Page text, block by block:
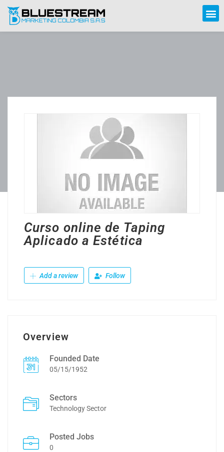
Curso online de Taping
Aplicado a Estética
Add a review Follow
Overview
Founded Date
05/15/1952
Sectors
Technology Sector
Posted Jobs
0